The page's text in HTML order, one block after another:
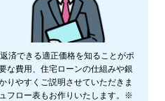
済できる適正価格を知ることがポ
な費用、住宅ローンの仕組みや銀
りやすくご説明させていただきま
フロー表もお作りいたします。※